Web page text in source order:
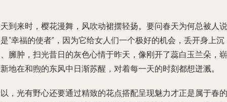
到来时，樱花漫舞，风吹动裙摆轻扬。要问春天为何总被人说
“幸福的使者”，因为它给女人们一个极好的机会，丢开身上沉
臃肿，扫光昔日的灰色心情于昨天，像刚开了蕊白玉兰朵，崭
地在和煦的东风中日渐苏醒，对着每一天的时刻都想迸溅。
，光有野心还要通过精致的花点搭配呈现魅力才正是属于春的